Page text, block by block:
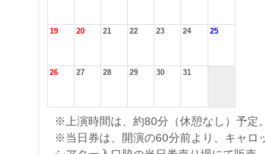
19 20 21 22 23 24 25
26 27 28 29 30 31
※上演時間は、約80分（休憩なし）予定
※当日券は、開演の60分前より、キャロ